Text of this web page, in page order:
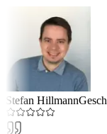
Stefan Hillmann